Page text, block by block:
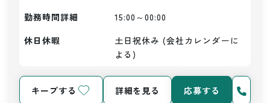
勤務時間詳細
15:00～00:00
休日休暇
土日祝休み (会社カレンダーに
よる)
キープする 詳細を見る 応募する